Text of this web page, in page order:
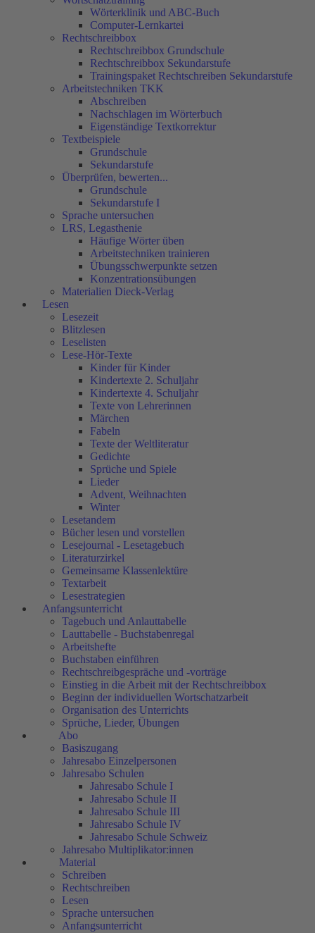
Wörterklinik und ABC-Buch
Computer-Lernkartei
Rechtschreibbox
Rechtschreibbox Grundschule
Rechtschreibbox Sekundarstufe
Trainingspaket Rechtschreiben Sekundarstufe
Arbeitstechniken TKK
Abschreiben
Nachschlagen im Wörterbuch
Eigenständige Textkorrektur
Textbeispiele
Grundschule
Sekundarstufe
Überprüfen, bewerten...
Grundschule
Sekundarstufe I
Sprache untersuchen
LRS, Legasthenie
Häufige Wörter üben
Arbeitstechniken trainieren
Übungsschwerpunkte setzen
Konzentrationsübungen
Materialien Dieck-Verlag
Lesen
Lesezeit
Blitzlesen
Leselisten
Lese-Hör-Texte
Kinder für Kinder
Kindertexte 2. Schuljahr
Kindertexte 4. Schuljahr
Texte von Lehrerinnen
Märchen
Fabeln
Texte der Weltliteratur
Gedichte
Sprüche und Spiele
Lieder
Advent, Weihnachten
Winter
Lesetandem
Bücher lesen und vorstellen
Lesejournal - Lesetagebuch
Literaturzirkel
Gemeinsame Klassenlektüre
Textarbeit
Lesestrategien
Anfangsunterricht
Tagebuch und Anlauttabelle
Lauttabelle - Buchstabenregal
Arbeitshefte
Buchstaben einführen
Rechtschreibgespräche und -vorträge
Einstieg in die Arbeit mit der Rechtschreibbox
Beginn der individuellen Wortschatzarbeit
Organisation des Unterrichts
Sprüche, Lieder, Übungen
Abo
Basiszugang
Jahresabo Einzelpersonen
Jahresabo Schulen
Jahresabo Schule I
Jahresabo Schule II
Jahresabo Schule III
Jahresabo Schule IV
Jahresabo Schule Schweiz
Jahresabo Multiplikator:innen
Material
Schreiben
Rechtschreiben
Lesen
Sprache untersuchen
Anfangsunterricht